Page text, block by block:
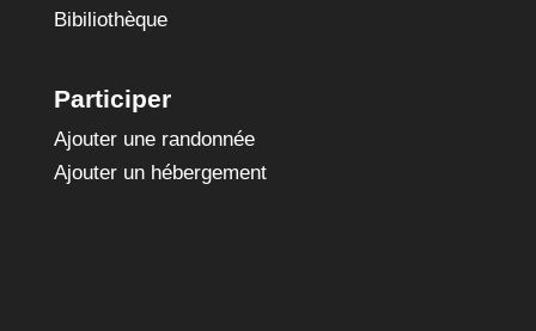
Bibiliothèque
Participer
Ajouter une randonnée
Ajouter un hébergement